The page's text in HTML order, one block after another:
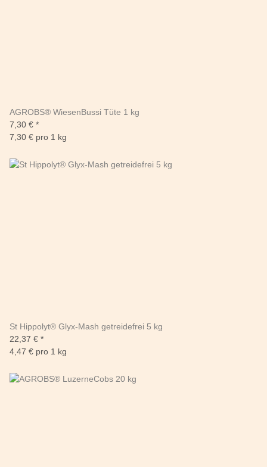
AGROBS® WiesenBussi Tüte 1 kg
7,30 € *
7,30 € pro 1 kg
St Hippolyt® Glyx-Mash getreidefrei 5 kg
22,37 € *
4,47 € pro 1 kg